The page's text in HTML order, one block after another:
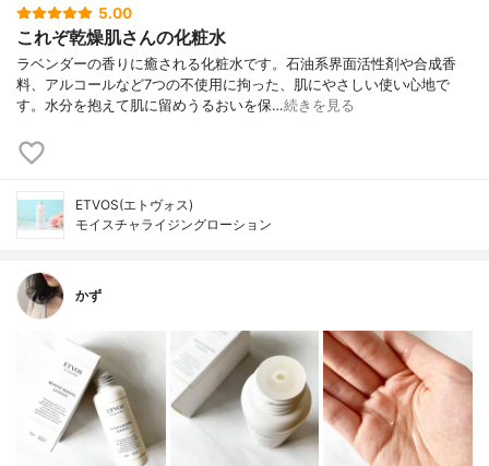
5.00
これぞ乾燥肌さんの化粧水
ラベンダーの香りに癒される化粧水です。石油系界面活性剤や合成香
料、アルコールなど7つの不使用に拘った、肌にやさしい使い心地で
す。水分を抱えて肌に留めうるおいを保…続きを見る
ETVOS(エトヴォス)
モイスチャライジングローション
かず